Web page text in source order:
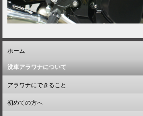
ホーム
洗車アラワナについて
アラワナにできること
初めての方へ